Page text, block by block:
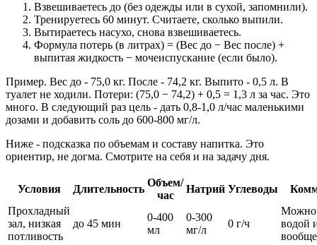
Взвешиваетесь до (без одежды или в сухой, запомнили).
Тренируетесь 60 минут. Считаете, сколько выпили.
Вытираетесь насухо, снова взвешиваетесь.
Формула потерь (в литрах) = (Вес до − Вес после) +
выпитая жидкость − мочеиспускание (если было).
Пример. Вес до - 75,0 кг. После - 74,2 кг. Выпито - 0,5 л. В
туалет не ходили. Потери: (75,0 − 74,2) + 0,5 = 1,3 л за час. Это
много. В следующий раз цель - дать 0,8-1,0 л/час маленькими
дозами и добавить соль до 600-800 мг/л.
Ниже - подсказка по объемам и составу напитка. Это
ориентир, не догма. Смотрите на себя и на задачу дня.
Условия Длительность
Объем/
час
Натрий Углеводы
Прохладный
зал, низкая
потливость
до 45 мин
0-400
мл
0-300
мг/л
0 г/ч
Можно
водой